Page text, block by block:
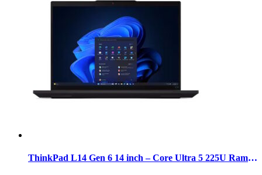
ThinkPad L14 Gen 6 14 inch – Core Ultra 5 225U Ram 16GB SSD 512GB